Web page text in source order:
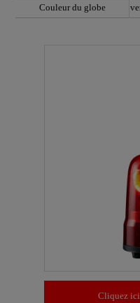
Couleur du globe
Cliquez